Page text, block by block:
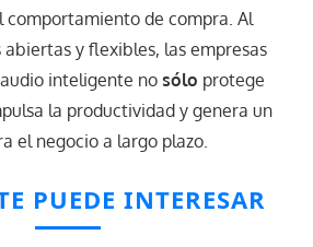
comportamiento de compra. Al
y flexibles, las empresas
inteligente no sólo protege
la productividad y genera un
el negocio a largo plazo.
PUEDE INTERESAR